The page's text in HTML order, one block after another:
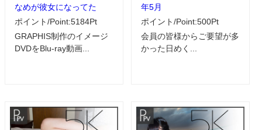
なめが彼女になってた
ポイント/Point:5184Pt
GRAPHIS制作のイメージ
DVDをBlu-ray動画...
年5月
ポイント/Point:500Pt
会員の皆様からご要望が多
かった日めく...